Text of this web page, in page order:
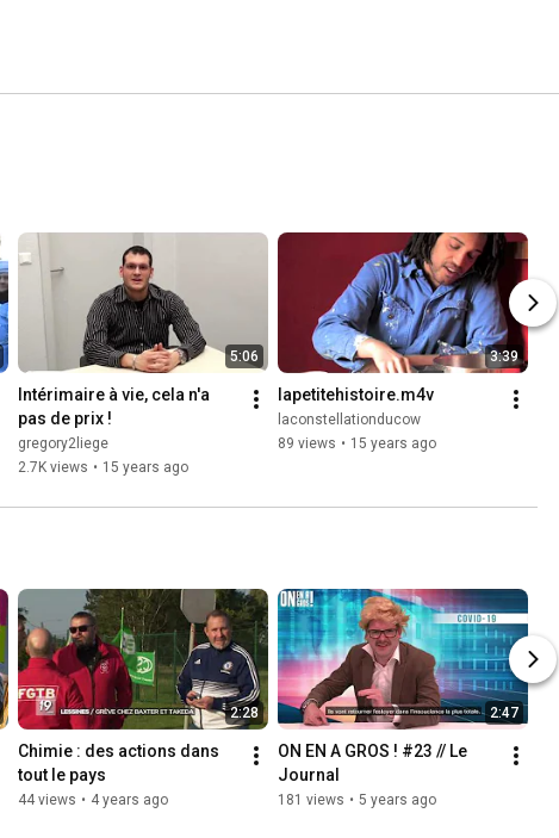
5:06
Intérimaire à vie, cela n'a
pas de prix !
gregory2liege
2.7K views • 15 years ago
3:39
lapetitehistoire.m4v
laconstellationducow
89 views • 15 years ago
2:28
Chimie : des actions dans
tout le pays
44 views • 4 years ago
2:47
ON EN A GROS ! #23 // Le
Journal
181 views • 5 years ago